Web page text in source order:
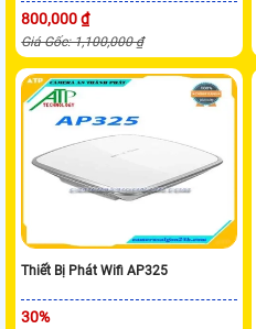
800,000 ₫
Giá Gốc: 1,100,000 ₫
Thiết Bị Phát Wifi AP325
30%